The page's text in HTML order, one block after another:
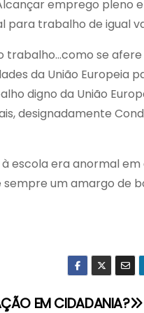
emprego pleno
para trabalho de igual
trabalho…como se
da União Europeia
digno da União
designadamente
escola era anormal em
sempre um amargo de
EM CIDADANIA?